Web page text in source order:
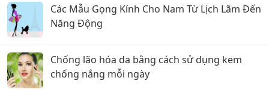
Các Mẫu Gọng Kính Cho Nam Từ Lịch Lãm Đến
Năng Động
Chống lão hóa da bằng cách sử dụng kem
chống nắng mỗi ngày